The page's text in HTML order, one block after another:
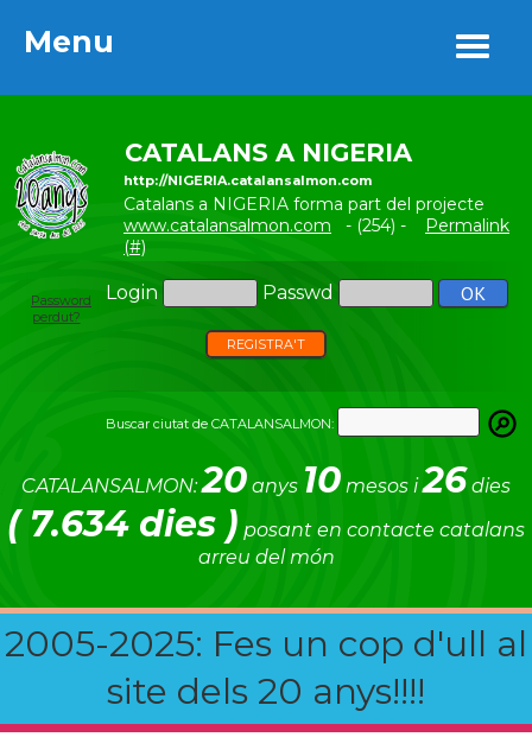
Menu
CATALANS A NIGERIA
http://NIGERIA.catalansalmon.com
Catalans a NIGERIA forma part del projecte
www.catalansalmon.com - (254) - Permalink
(#)
Login Passwd
Password
perdut?
REGISTRA'T
Buscar ciutat de CATALANSALMON:
CATALANSALMON:20 anys 10 mesos i26 dies
( 7.634 dies ) posant en contacte catalans
arreu del món
2005-2025: Fes un cop d'ull al
site dels 20 anys!!!!
Menu